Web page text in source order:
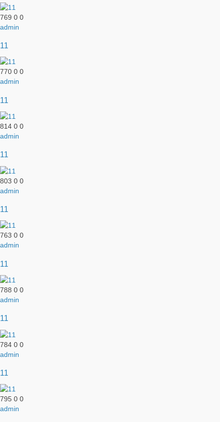
769 0 0
admin
11
770 0 0
admin
11
814 0 0
admin
11
803 0 0
admin
11
763 0 0
admin
11
788 0 0
admin
11
784 0 0
admin
11
795 0 0
admin